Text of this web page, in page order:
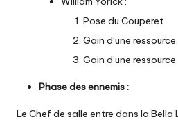
Pose du Couperet.
Gain d’une ressource.
Gain d’une ressource.
Phase des ennemis :
Le Chef de salle entre dans la Bella